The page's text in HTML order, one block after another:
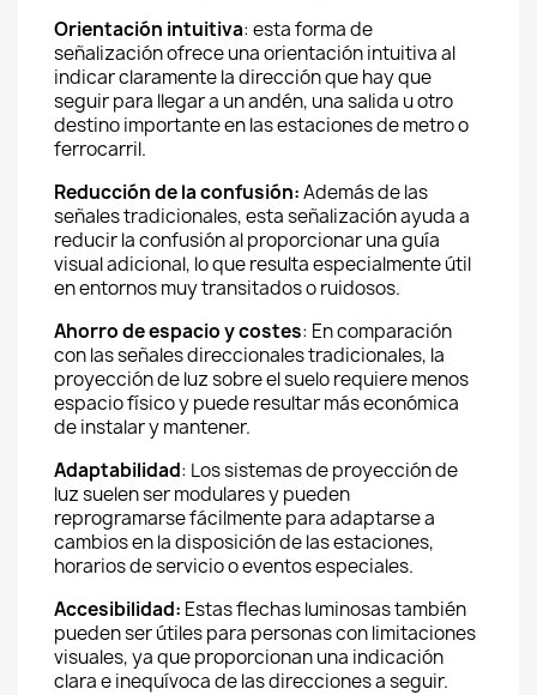
Orientación intuitiva: esta forma de
señalización ofrece una orientación intuitiva al
indicar claramente la dirección que hay que
seguir para llegar a un andén, una salida u otro
destino importante en las estaciones de metro o
ferrocarril.
Reducción de la confusión:Además de las
señales tradicionales, esta señalización ayuda a
reducir la confusión al proporcionar una guía
visual adicional, lo que resulta especialmente útil
en entornos muy transitados o ruidosos.
Ahorro de espacio y costes: En comparación
con las señales direccionales tradicionales, la
proyección de luz sobre el suelo requiere menos
espacio físico y puede resultar más económica
de instalar y mantener.
Adaptabilidad: Los sistemas de proyección de
luz suelen ser modulares y pueden
reprogramarse fácilmente para adaptarse a
cambios en la disposición de las estaciones,
horarios de servicio o eventos especiales.
Accesibilidad: Estas flechas luminosas también
pueden ser útiles para personas con limitaciones
visuales, ya que proporcionan una indicación
clara e inequívoca de las direcciones a seguir.